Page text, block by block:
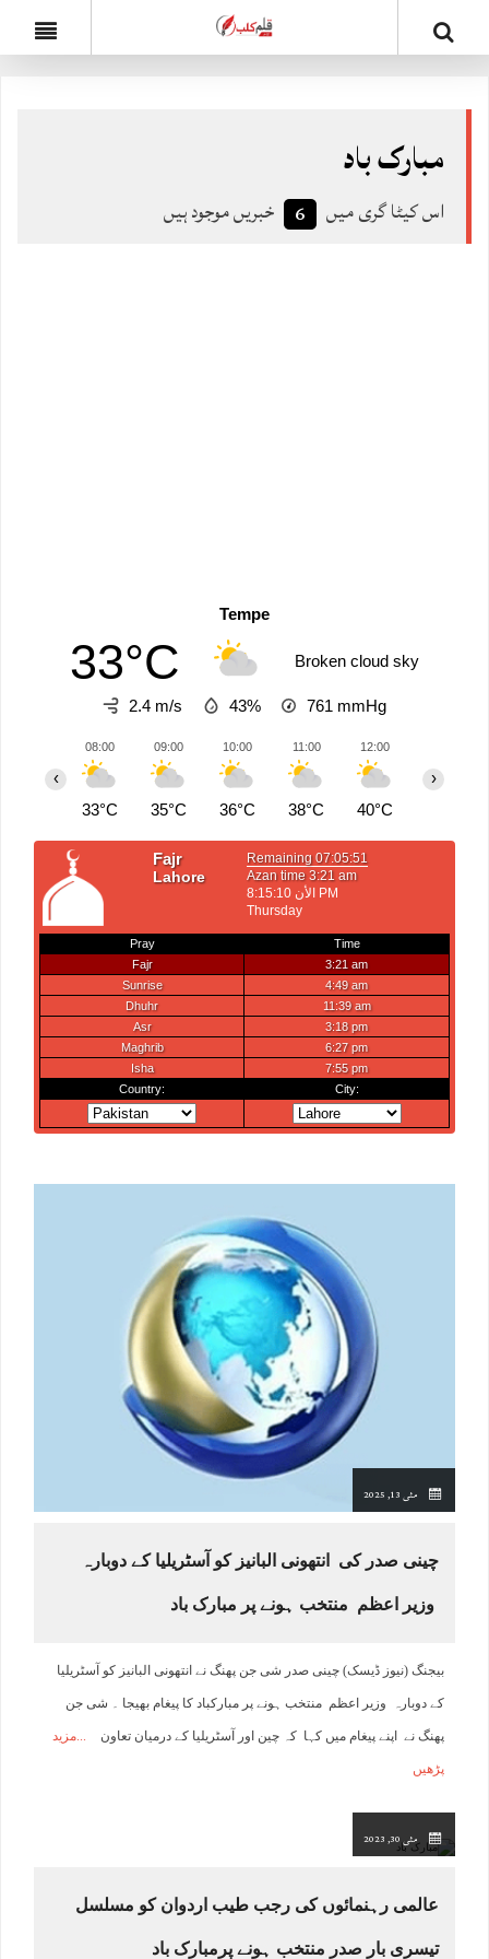
مبارک باد
اس کیٹا گری میں 6 خبریں موجود ہیں
Tempe
33°C Broken cloud sky
2.4 m/s 43% 761 mmHg
08:00
33°C
09:00
35°C
10:00
36°C
11:00
38°C
12:00
40°C
‹ ›
مئی 13, 2025
چینی صدر کی انتھونی البانیز کو آسٹریلیا کے دوبارہ
وزیر اعظم منتخب ہونے پر مبارک باد
بیجنگ (نیوز ڈیسک) چینی صدر شی جن پھنگ نے انتھونی البانیز کو آسٹریلیا
کے دوبارہ وزیر اعظم منتخب ہونے پر مبارکباد کا پیغام بھیجا ۔ شی جن
پھنگ نے اپنے پیغام میں کہا کہ چین اور آسٹریلیا کے درمیان تعاون مزید
پڑھیں
مئی 30, 2023
عالمی رہنمائوں کی رجب طیب اردوان کو مسلسل
تیسری بار صدر منتخب ہونے پرمبارک باد